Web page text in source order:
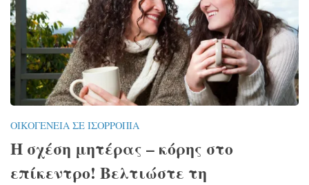
ΟΙΚΟΓΈΝΕΙΑ ΣΕ ΙΣΟΡΡΟΠΊΑ
Η σχέση μητέρας – κόρης στο
επίκεντρο! Βελτιώστε τη